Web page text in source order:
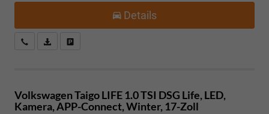
Details
Kostenloser Rückruf-Service
PDF-Datei, Fahrzeugexposé drucken
Volkswagen TaigoLIFE 1.0 TSI DSG Life, LED,
Kamera, APP-Connect, Winter, 17-Zoll